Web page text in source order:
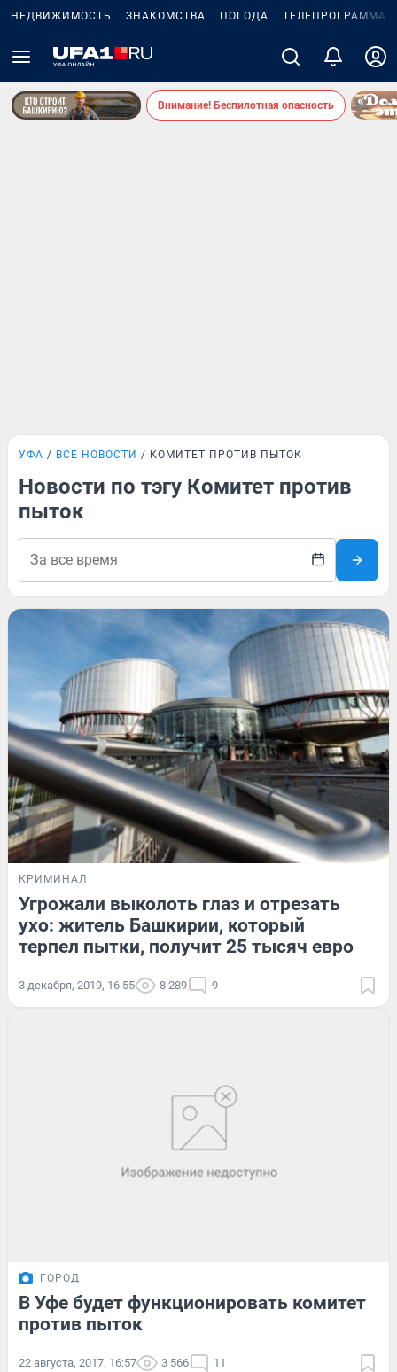
НЕДВИЖИМОСТЬ ЗНАКОМСТВА ПОГОДА ТЕЛЕПРОГРАММА
Внимание! Беспилотная опасность
УФА ВСЕ НОВОСТИ КОМИТЕТ ПРОТИВ ПЫТОК
Новости по тэгу Комитет против
пыток
КРИМИНАЛ
Угрожали выколоть глаз и отрезать
ухо: житель Башкирии, который
терпел пытки, получит 25 тысяч евро
3 декабря, 2019, 16:55 8 289 9
ГОРОД
В Уфе будет функционировать комитет
против пыток
22 августа, 2017, 16:57 3 566 11